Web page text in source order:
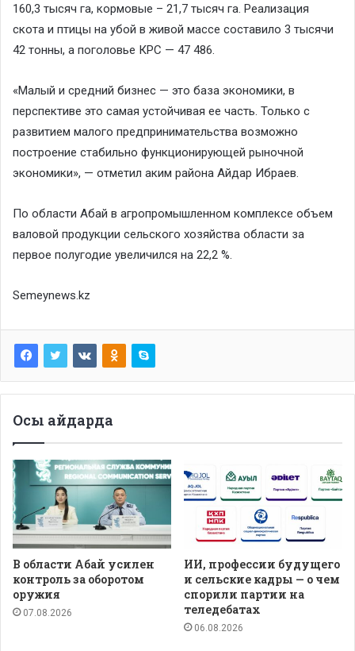
160,3 тысяч га, кормовые – 21,7 тысяч га. Реализация
скота и птицы на убой в живой массе составило 3 тысячи
42 тонны, а поголовье КРС — 47 486.
«Малый и средний бизнес — это база экономики, в
перспективе это самая устойчивая ее часть. Только с
развитием малого предпринимательства возможно
построение стабильно функционирующей рыночной
экономики», — отметил аким района Айдар Ибраев.
По области Абай в агропромышленном комплексе объем
валовой продукции сельского хозяйства области за
первое полугодие увеличился на 22,2 %.
Semeynews.kz
Осы айдарда
В области Абай усилен
контроль за оборотом
оружия
07.08.2026
ИИ, профессии будущего
и сельские кадры — о чем
спорили партии на
теледебатах
06.08.2026